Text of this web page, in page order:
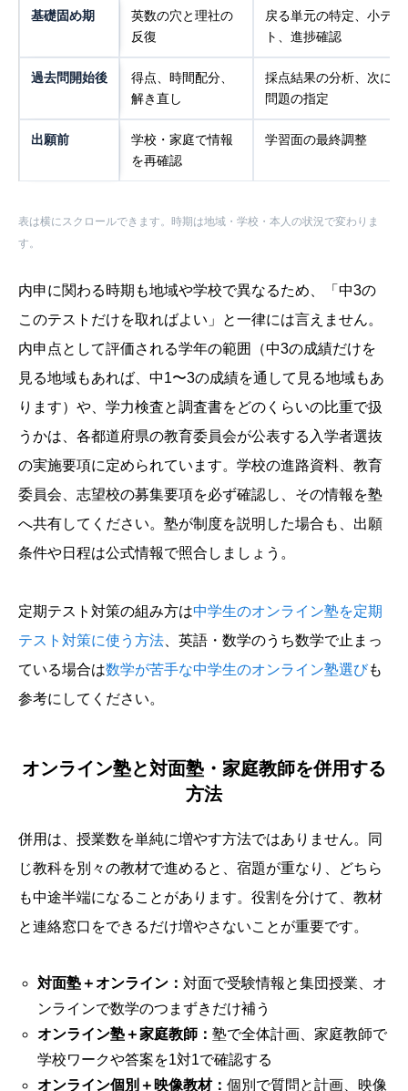
基礎固め期
英数の穴と理社の
反復
戻る単元の特定、小テス
ト、進捗確認
過去問開始後
得点、時間配分、
解き直し
採点結果の分析、次に解
問題の指定
出願前
学校・家庭で情報
を再確認
学習面の最終調整
表は横にスクロールできます。時期は地域・学校・本人の状況で変わりま
す。
内申に関わる時期も地域や学校で異なるため、「中3の
このテストだけを取ればよい」と一律には言えません。
内申点として評価される学年の範囲（中3の成績だけを
見る地域もあれば、中1〜3の成績を通して見る地域もあ
ります）や、学力検査と調査書をどのくらいの比重で扱
うかは、各都道府県の教育委員会が公表する入学者選抜
の実施要項に定められています。学校の進路資料、教育
委員会、志望校の募集要項を必ず確認し、その情報を塾
へ共有してください。塾が制度を説明した場合も、出願
条件や日程は公式情報で照合しましょう。
定期テスト対策の組み方は中学生のオンライン塾を定期
テスト対策に使う方法 、英語・数学のうち数学で止まっ
ている場合は数学が苦手な中学生のオンライン塾選びも
参考にしてください。
オンライン塾と対面塾・家庭教師を併用する
方法
併用は、授業数を単純に増やす方法ではありません。同
じ教科を別々の教材で進めると、宿題が重なり、どちら
も中途半端になることがあります。役割を分けて、教材
と連絡窓口をできるだけ増やさないことが重要です。
対面塾＋オンライン： 対面で受験情報と集団授業、オ
ンラインで数学のつまずきだけ補う
オンライン塾＋家庭教師： 塾で全体計画、家庭教師で
学校ワークや答案を1対1で確認する
オンライン個別＋映像教材： 個別で質問と計画、映像